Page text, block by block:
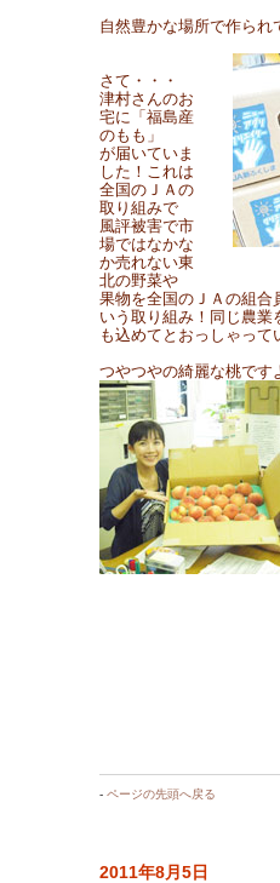
自然豊かな場所で作られ
さて・・・
津村さんのお
宅に「福島産
のもも」
が届いていま
した！これは
全国のＪＡの
取り組みで
風評被害で市
場ではなかな
か売れない東
北の野菜や
果物を全国のＪＡの組合
いう取り組み！同じ農
も込めてとおっしゃって
つやつやの綺麗な桃です
- ページの先頭へ戻る
2011年8月5日